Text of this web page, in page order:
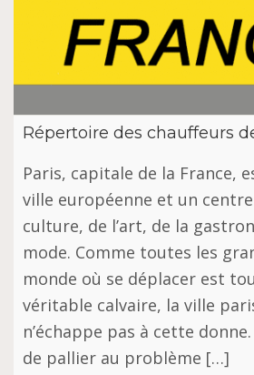
Répertoire des chauffeurs
Paris, capitale de la France,
ville européenne et un
culture, de l’art, de la
mode. Comme toutes les
monde où se déplacer est
véritable calvaire, la ville
n’échappe pas à cette
de pallier au problème […]